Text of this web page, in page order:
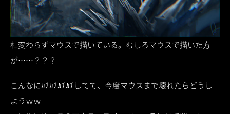
相変わらずマウスで描いている。むしろマウスで描いた方
が……？？？
こんなにｶﾁｶﾁｶﾁｶﾁしてて、今度マウスまで壊れたらどうし
ようｗｗ